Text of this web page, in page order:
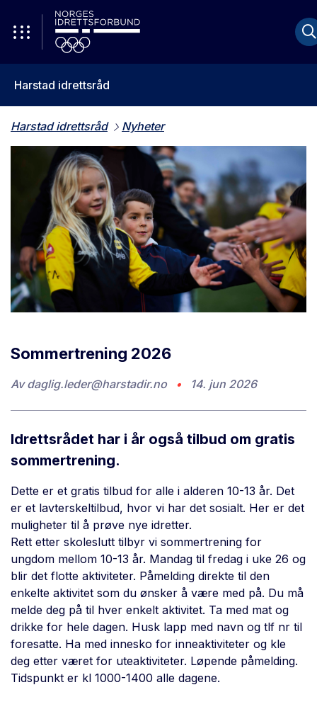
Harstad idrettsråd
Harstad idrettsråd Nyheter
Sommertrening 2026
Avdaglig.leder@harstadir.no • 14. jun 2026
Idrettsrådet har i år også tilbud om gratis
sommertrening.
Dette er et gratis tilbud for alle i alderen 10-13 år. Det
er et lavterskeltilbud, hvor vi har det sosialt. Her er det
muligheter til å prøve nye idretter.
Rett etter skoleslutt tilbyr vi sommertrening for
ungdom mellom 10-13 år. Mandag til fredag i uke 26 og
blir det flotte aktiviteter. Påmelding direkte til den
enkelte aktivitet som du ønsker å være med på. Du må
melde deg på til hver enkelt aktivitet. Ta med mat og
drikke for hele dagen. Husk lapp med navn og tlf nr til
foresatte. Ha med innesko for inneaktiviteter og kle
deg etter været for uteaktiviteter. Løpende påmelding.
Tidspunkt er kl 1000-1400 alle dagene.